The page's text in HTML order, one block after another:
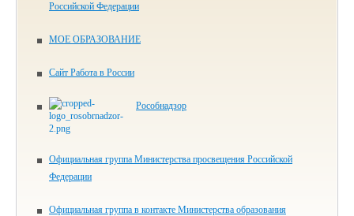
Российской Федерации
МОЕ ОБРАЗОВАНИЕ
Сайт Работа в России
Рособнадзор
Официальная группа Министерства просвещения Российской
Федерации
Официальная группа в контакте Министерства образования